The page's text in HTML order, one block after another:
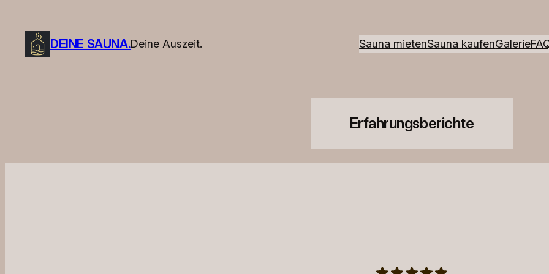
Inhalt
springen DEINE SAUNA.Deine Auszeit. Sauna mietenSauna kaufenGalerie
Erfahrungsberichte